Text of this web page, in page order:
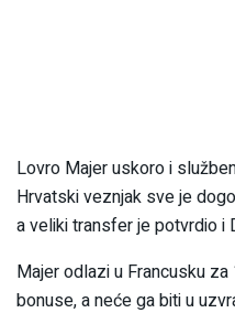
Lovro Majer uskoro i
Hrvatski veznjak sve je
a veliki transfer je potvrdio i
Majer odlazi u Francusku
bonuse, a neće ga biti u